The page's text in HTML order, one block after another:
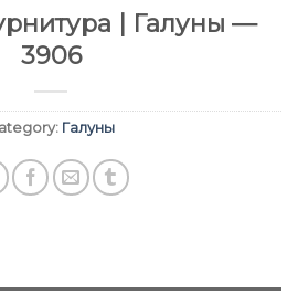
| Галуны —
3906
Галуны